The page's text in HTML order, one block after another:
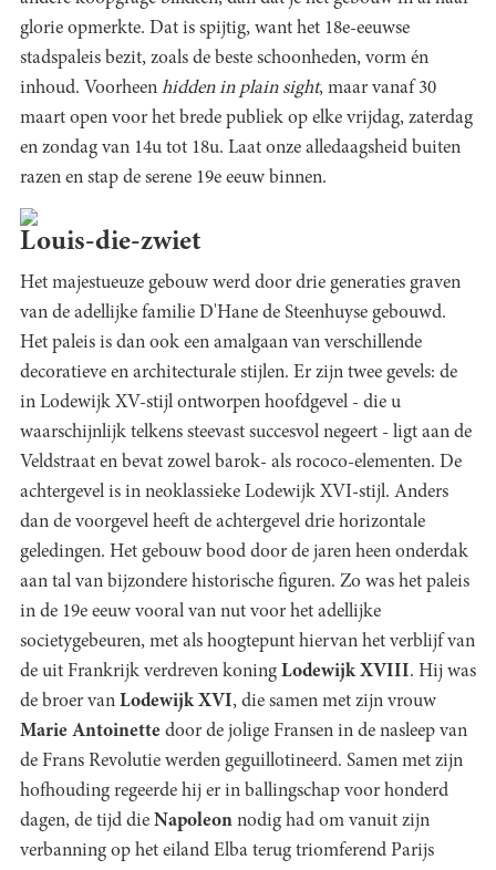
glorie opmerkte. Dat is spijtig, want het 18e-eeuwse
stadspaleis bezit, zoals de beste schoonheden, vorm én
inhoud. Voorheen hidden in plain sight, maar vanaf 30
maart open voor het brede publiek op elke vrijdag, zaterdag
en zondag van 14u tot 18u. Laat onze alledaagsheid buiten
razen en stap de serene 19e eeuw binnen.
Louis-die-zwiet
Het majestueuze gebouw werd door drie generaties graven
van de adellijke familie D'Hane de Steenhuyse gebouwd.
Het paleis is dan ook een amalgaan van verschillende
decoratieve en architecturale stijlen. Er zijn twee gevels: de
in Lodewijk XV-stijl ontworpen hoofdgevel - die u
waarschijnlijk telkens steevast succesvol negeert - ligt aan de
Veldstraat en bevat zowel barok- als rococo-elementen. De
achtergevel is in neoklassieke Lodewijk XVI-stijl. Anders
dan de voorgevel heeft de achtergevel drie horizontale
geledingen. Het gebouw bood door de jaren heen onderdak
aan tal van bijzondere historische figuren. Zo was het paleis
in de 19e eeuw vooral van nut voor het adellijke
societygebeuren, met als hoogtepunt hiervan het verblijf van
de uit Frankrijk verdreven koning Lodewijk XVIII. Hij was
de broer van Lodewijk XVI, die samen met zijn vrouw
Marie Antoinette door de jolige Fransen in de nasleep van
de Frans Revolutie werden geguillotineerd. Samen met zijn
hofhouding regeerde hij er in ballingschap voor honderd
dagen, de tijd die Napoleon nodig had om vanuit zijn
verbanning op het eiland Elba terug triomferend Parijs